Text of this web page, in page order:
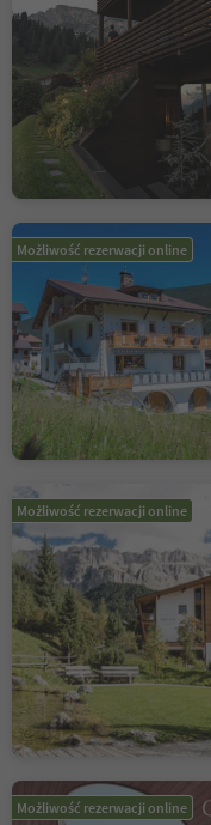
Możliwość rezerwacji online
Możliwość rezerwacji online
Możliwość rezerwacji online